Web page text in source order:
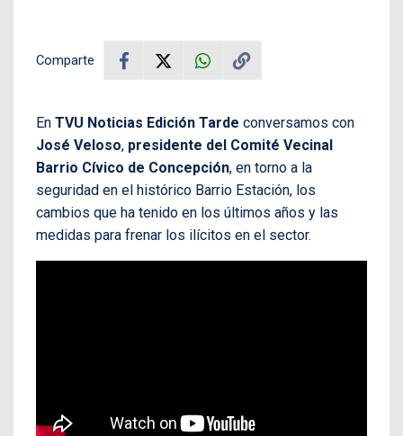
Comparte
En TVU Noticias Edición Tarde conversamos con
José Veloso, presidente del Comité Vecinal
Barrio Cívico de Concepción, en torno a la
seguridad en el histórico Barrio Estación, los
cambios que ha tenido en los últimos años y las
medidas para frenar los ilícitos en el sector.